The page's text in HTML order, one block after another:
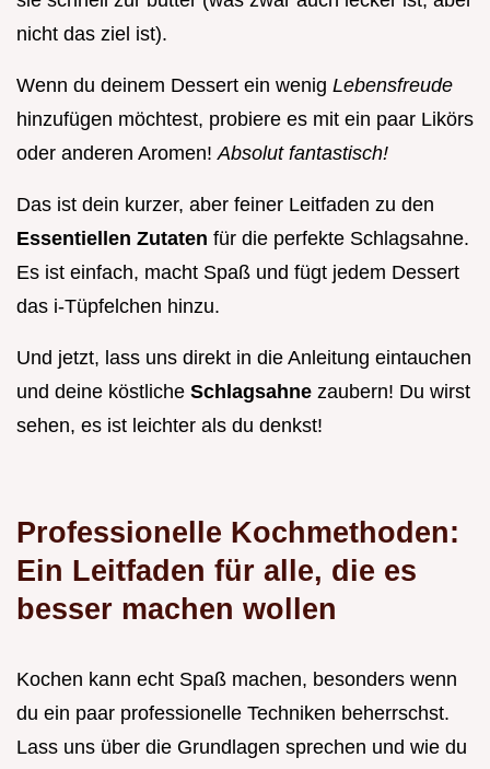
nicht das ziel ist).
Wenn du deinem Dessert ein wenig Lebensfreude
hinzufügen möchtest, probiere es mit ein paar Likörs
oder anderen Aromen! Absolut fantastisch!
Das ist dein kurzer, aber feiner Leitfaden zu den
Essentiellen Zutaten für die perfekte Schlagsahne.
Es ist einfach, macht Spaß und fügt jedem Dessert
das i-Tüpfelchen hinzu.
Und jetzt, lass uns direkt in die Anleitung eintauchen
und deine köstliche Schlagsahne zaubern! Du wirst
sehen, es ist leichter als du denkst!
Professionelle Kochmethoden:
Ein Leitfaden für alle, die es
besser machen wollen
Kochen kann echt Spaß machen, besonders wenn
du ein paar professionelle Techniken beherrschst.
Lass uns über die Grundlagen sprechen und wie du